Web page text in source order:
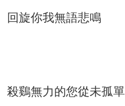
回旋你我無語悲鳴
殺鷄無力的您從未孤單